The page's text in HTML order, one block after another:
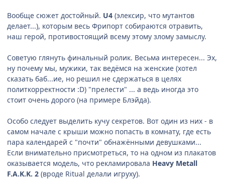
Вообще сюжет достойный. U4 (элексир, что мутантов
делает...), которым весь Фрипорт собираются отравить,
наш герой, противостоящий всему этому злому замыслу.
Советую глянуть финальный ролик. Весьма интересен... Эх,
ну почему мы, мужики, так ведёмся на женские (хотел
сказать баб...ие, но решил не сдержаться в целях
политкорректности :D) "прелести" ... а ведь иногда это
стоит очень дорого (на примере Блэйда).
Особо следует выделить кучу секретов. Вот один из них - в
самом начале с крыши можно попасть в комнату, где есть
пара календарей с "почти" обнажёнными девушками...
Если внимательно присмотреться, то на одном из плакатов
оказывается модель, что рекламировала Heavy Metall
F.A.K.K. 2 (вроде Ritual делали игруху).